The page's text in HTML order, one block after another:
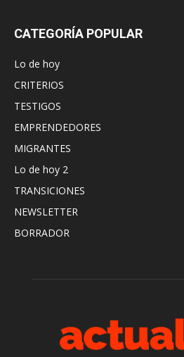
CATEGORÍA POPULAR
Lo de hoy
CRITERIOS
TESTIGOS
EMPRENDEDORES
MIGRANTES
Lo de hoy 2
TRANSICIONES
NEWSLETTER
BORRADOR